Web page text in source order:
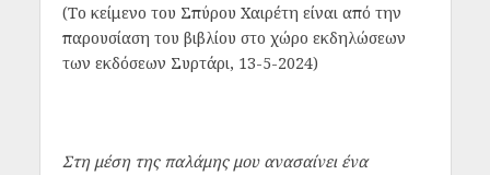
(Το κείμενο του Σπύρου Χαιρέτη είναι από την
παρουσίαση του βιβλίου στο χώρο εκδηλώσεων
των εκδόσεων Συρτάρι, 13-5-2024)
Στη μέση της παλάμης μου ανασαίνει ένα